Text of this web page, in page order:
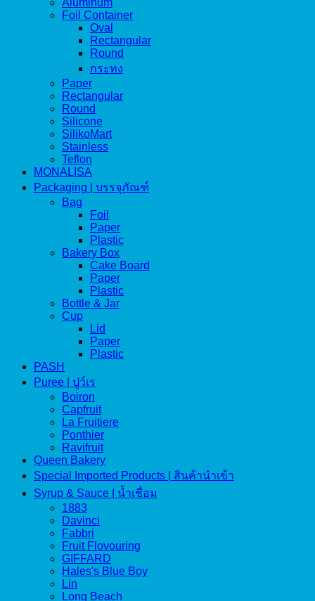
Aluminum
Foil Container
Oval
Rectangular
Round
กระทง
Paper
Rectangular
Round
Silicone
SilikoMart
Stainless
Teflon
MONALISA
Packaging | บรรจุภัณฑ์
Bag
Foil
Paper
Plastic
Bakery Box
Cake Board
Paper
Plastic
Bottle & Jar
Cup
Lid
Paper
Plastic
PASH
Puree | ปูว์เร
Boiron
Capfruit
La Fruitiere
Ponthier
Ravifruit
Queen Bakery
Special Imported Products | สินค้านำเข้า
Syrup & Sauce | น้ำเชื่อม
1883
Davinci
Fabbri
Fruit Flovouring
GIFFARD
Hales's Blue Boy
Lin
Long Beach